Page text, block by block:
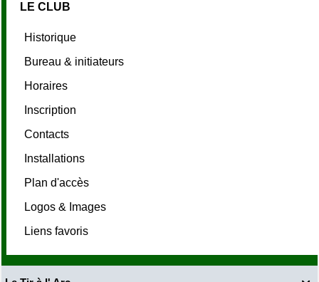
LE CLUB
Historique
Bureau & initiateurs
Horaires
Inscription
Contacts
Installations
Plan d'accès
Logos & Images
Liens favoris